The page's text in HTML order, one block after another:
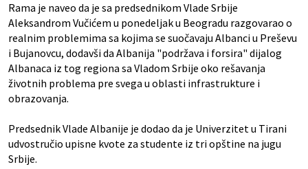
Rama je naveo da je sa predsednikom Vlade Srbije
Aleksandrom Vučićem u ponedeljak u Beogradu razgovarao o
realnim problemima sa kojima se suočavaju Albanci u Preševu
i Bujanovcu, dodavši da Albanija "podržava i forsira" dijalog
Albanaca iz tog regiona sa Vladom Srbije oko rešavanja
životnih problema pre svega u oblasti infrastrukture i
obrazovanja.
Predsednik Vlade Albanije je dodao da je Univerzitet u Tirani
udvostručio upisne kvote za studente iz tri opštine na jugu
Srbije.